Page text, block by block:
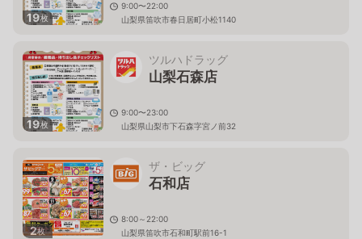
19枚
9:00〜22:00
山梨県笛吹市春日居町小松1140
19枚
ツルハドラッグ
山梨石森店
9:00〜23:00
山梨県山梨市下石森字宮ノ前32
2枚
ザ・ビッグ
石和店
8:00～22:00
山梨県笛吹市石和町駅前16-1